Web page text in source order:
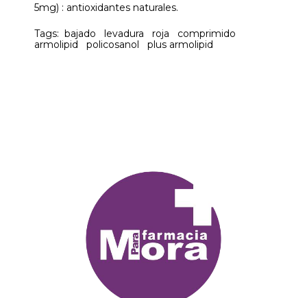
5mg) : antioxidantes naturales.
Tags: bajado levadura roja comprimido
armolipid policosanol plus armolipid